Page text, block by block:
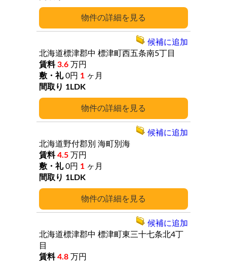
詳細
詳細
北海道標津郡中 標津町西五条南5丁目
3.6 万円
0円 1 ヶ月
1LDK
候補に追加
詳細
北海道野付郡別 海町別海
4.5 万円
0円 1 ヶ月
1LDK
候補に追加
北海道標津郡中 標津町東三十七条北4丁
目
4.8 万円
候補に追加